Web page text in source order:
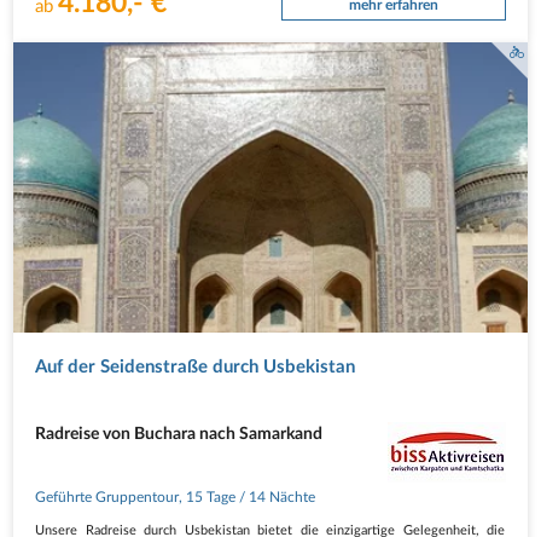
ab mehr erfahren
Auf der Seidenstraße durch Usbekistan
Radreise von Buchara nach Samarkand
Geführte Gruppentour, 15 Tage / 14 Nächte
Unsere Radreise durch Usbekistan bietet die einzigartige Gelegenheit, die